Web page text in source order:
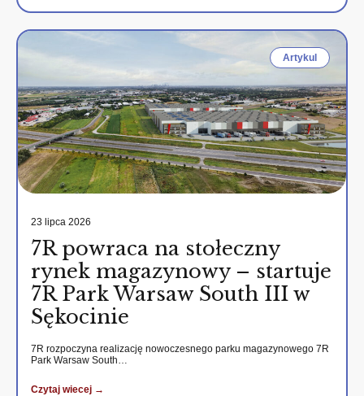
Artykul
23 lipca 2026
7R powraca na stołeczny
rynek magazynowy – startuje
7R Park Warsaw South III w
Sękocinie
7R rozpoczyna realizację nowoczesnego parku magazynowego 7R
Park Warsaw South…
Czytaj wiecej →